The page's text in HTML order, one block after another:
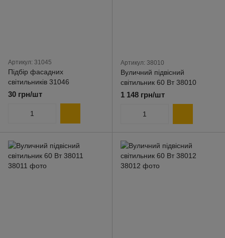
Артикул: 31045
Підбір фасадних
світильників 31046
30 грн/шт
Артикул: 38010
Вуличний підвісний
світильник 60 Вт 38010
1 148 грн/шт